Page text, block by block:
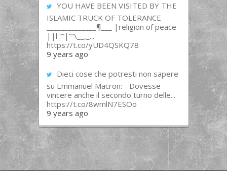
YOU HAVE BEEN VISITED BY THE
ISLAMIC TRUCK OF TOLERANCE
______________¶___ |religion of peace
||l “”|””\__,_...
https://t.co/yUD4QSKQ78
9 years ago
Dieci cose che potresti non sapere
su Emmanuel Macron: - Dovesse
vincere anche il secondo turno delle...
https://t.co/8wmlN7ESOo
9 years ago